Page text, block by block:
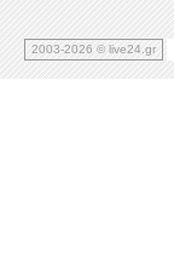
2003-2026 © live24.gr